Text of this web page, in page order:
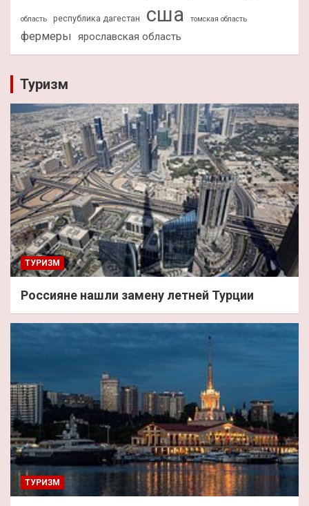
область республика дагестан сша томская область
фермеры ярославская область
Туризм
ТУРИЗМ
Россияне нашли замену летней Турции
ТУРИЗМ